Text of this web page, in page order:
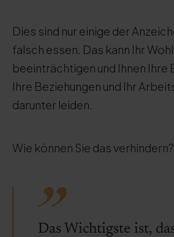
Dies sind nur einige der
falsch essen. Das kann Ihr
beeinträchtigen und Ihnen Ihre
Ihre Beziehungen und Ihr
darunter leiden.
Wie können Sie das verhindern?
Das Wichtigste ist,